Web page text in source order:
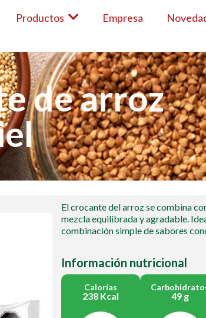
Productos Empresa
de arroz
El crocante del arroz se combina
mezcla equilibrada y agradable.
combinación simple de sabores
Información nutricional
Calorías
238 Kcal 49 g